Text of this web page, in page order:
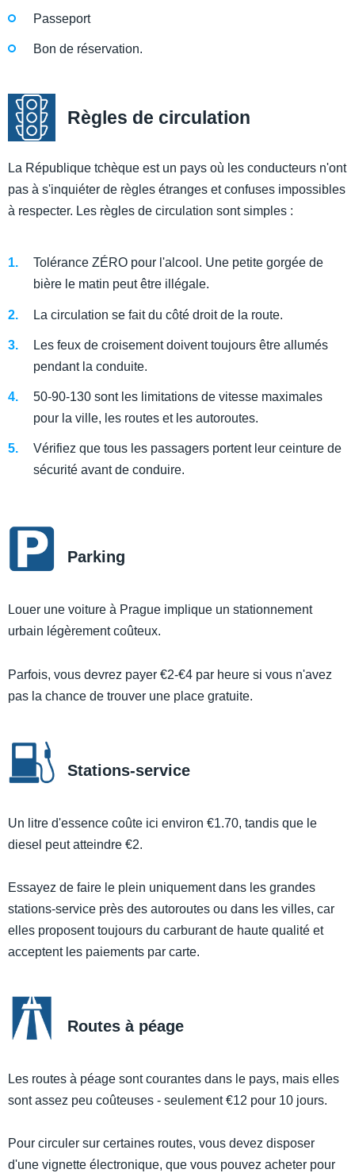
Passeport
Bon de réservation.
Règles de circulation
La République tchèque est un pays où les conducteurs n'ont
pas à s'inquiéter de règles étranges et confuses impossibles
à respecter. Les règles de circulation sont simples :
Tolérance ZÉRO pour l'alcool. Une petite gorgée de
bière le matin peut être illégale.
La circulation se fait du côté droit de la route.
Les feux de croisement doivent toujours être allumés
pendant la conduite.
50-90-130 sont les limitations de vitesse maximales
pour la ville, les routes et les autoroutes.
Vérifiez que tous les passagers portent leur ceinture de
sécurité avant de conduire.
Parking
Louer une voiture à Prague implique un stationnement
urbain légèrement coûteux.
Parfois, vous devrez payer €2-€4 par heure si vous n'avez
pas la chance de trouver une place gratuite.
Stations-service
Un litre d'essence coûte ici environ €1.70, tandis que le
diesel peut atteindre €2.
Essayez de faire le plein uniquement dans les grandes
stations-service près des autoroutes ou dans les villes, car
elles proposent toujours du carburant de haute qualité et
acceptent les paiements par carte.
Routes à péage
Les routes à péage sont courantes dans le pays, mais elles
sont assez peu coûteuses - seulement €12 pour 10 jours.
Pour circuler sur certaines routes, vous devez disposer
d'une vignette électronique, que vous pouvez acheter pour